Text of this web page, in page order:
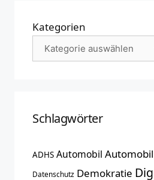
Kategorien
Schlagwörter
ADHS Automobil
Datenschutz Demokratie